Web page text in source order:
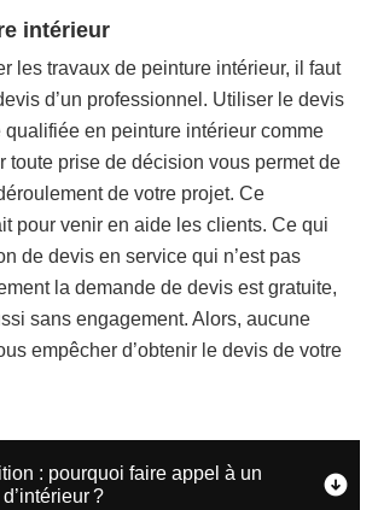
intérieur
les travaux de peinture intérieur, il faut
d’un professionnel. Utiliser le devis
qualifiée en peinture intérieur comme
toute prise de décision vous permet de
de votre projet. Ce
pour venir en aide les clients. Ce qui
de devis en service qui n’est pas
la demande de devis est gratuite,
sans engagement. Alors, aucune
empêcher d’obtenir le devis de votre
: pourquoi faire appel à un
?